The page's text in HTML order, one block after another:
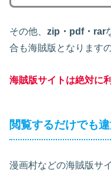
その他、 zip・pdf・rar
合も海賊版となります
海賊版サイトは絶対に
閲覧するだけでも
漫画村などの海賊版サ